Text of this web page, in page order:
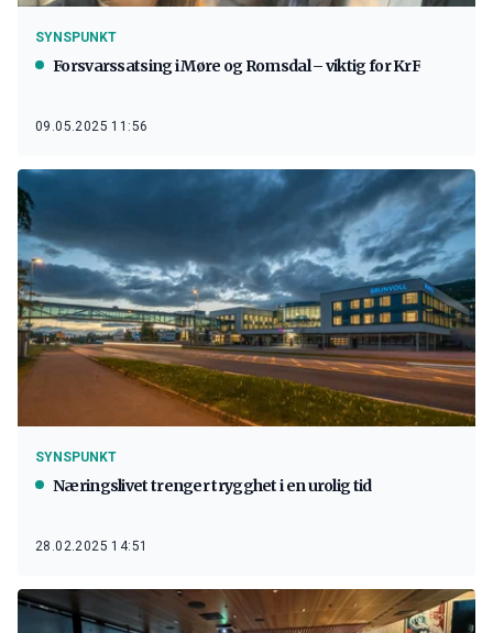
SYNSPUNKT
Forsvarssatsing i Møre og Romsdal – viktig for KrF
09.05.2025 11:56
SYNSPUNKT
Næringslivet trenger trygghet i en urolig tid
28.02.2025 14:51